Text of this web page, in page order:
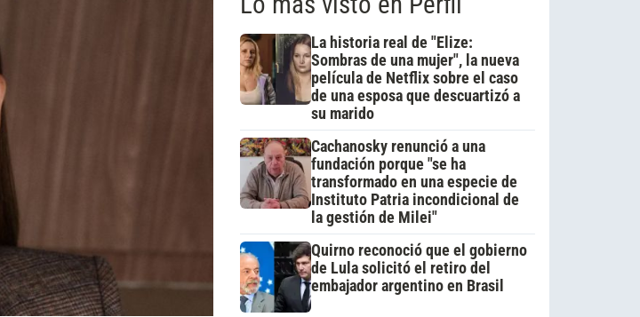
La historia real de "Elize:
Sombras de una mujer", la nueva
película de Netflix sobre el caso
de una esposa que descuartizó a
su marido
Cachanosky renunció a una
fundación porque "se ha
transformado en una especie de
Instituto Patria incondicional de
la gestión de Milei"
Quirno reconoció que el gobierno
de Lula solicitó el retiro del
embajador argentino en Brasil